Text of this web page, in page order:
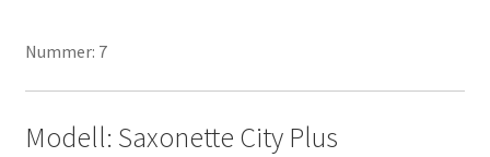
Nummer: 7
Modell: Saxonette City Plus